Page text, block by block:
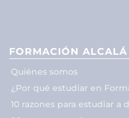
FORMACIÓN ALCALÁ
Quiénes somos
¿Por qué estudiar en
10 razones para estudiar a